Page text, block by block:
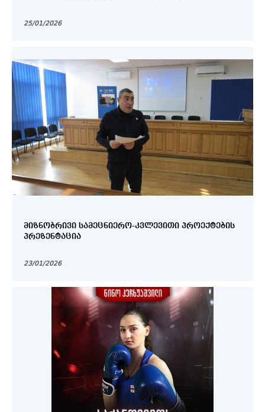
25/01/2026
ᲛᲘᲖᲜᲝᲑᲠᲘᲕᲘ ᲡᲐᲛᲔᲪᲜᲘᲔᲠᲝ-ᲙᲕᲚᲔᲕᲘᲗᲘ ᲞᲠᲝᲔᲥᲢᲔᲑᲘᲡ
ᲞᲠᲔᲖᲔᲜᲢᲐᲪᲘᲐ
23/01/2026